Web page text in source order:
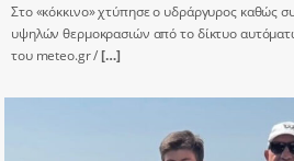
Στο «κόκκινο» χτύπησε ο υδράργυρος καθώς
υψηλών θερμοκρασιών από το δίκτυο
του meteo.gr /[…]